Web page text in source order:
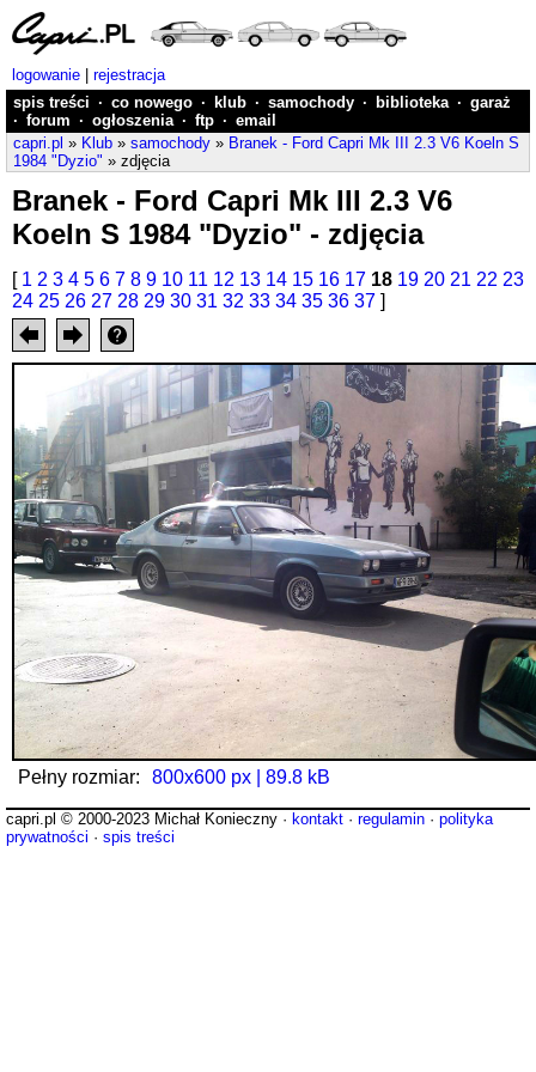
logowanie
rejestracja
spis treści · co nowego · klub · samochody · biblioteka · garaż
· forum · ogłoszenia · ftp · email
capri.pl » Klub » samochody » Branek - Ford Capri Mk III 2.3 V6 Koeln S
1984 "Dyzio" » zdjęcia
Branek - Ford Capri Mk III 2.3 V6
Koeln S 1984 "Dyzio" - zdjęcia
[ 1 2 3 4 5 6 7 8 9 10 11 12 13 14 15 16 17 18 19 20 21 22 23
24 25 26 27 28 29 30 31 32 33 34 35 36 37 ]
Pełny rozmiar: 800x600 px | 89.8 kB
capri.pl © 2000-2023 Michał Konieczny · kontakt · regulamin · polityka
prywatności · spis treści